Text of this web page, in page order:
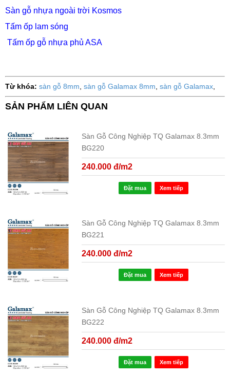
Sàn gỗ nhựa ngoài trời Kosmos
Tấm ốp lam sóng
Tấm ốp gỗ nhựa phủ ASA
Từ khóa: sàn gỗ 8mm sàn gỗ Galamax 8mm sàn gỗ Galamax
SẢN PHẨM LIÊN QUAN
Sàn Gỗ Công Nghiệp TQ Galamax 8.3mm
BG220
240.000 đ/m2
Đặt mua Xem tiếp
Sàn Gỗ Công Nghiệp TQ Galamax 8.3mm
BG221
240.000 đ/m2
Đặt mua Xem tiếp
Sàn Gỗ Công Nghiệp TQ Galamax 8.3mm
BG222
240.000 đ/m2
Đặt mua Xem tiếp